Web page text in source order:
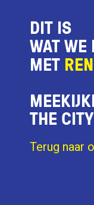
DIT IS
WAT WE
MET
THE
Terug naar